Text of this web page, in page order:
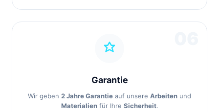
Garantie
Wir geben 2 Jahre Garantie auf unsere Arbeiten und
Materialienfür Ihre Sicherheit.